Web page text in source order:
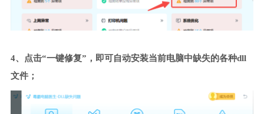
4、点击“一键修复”，即可自动安装当前电脑中缺失的各种dll
文件；